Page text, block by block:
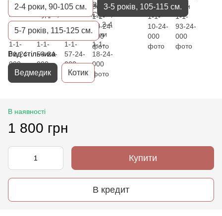
2-4 роки, 90-105 см. 3-5 років, 105-115 см.
5-7 років, 115-125 см.
Вид стільчика
Ведмедик Котик
В наявності
1 800 грн
Купити
В кредит